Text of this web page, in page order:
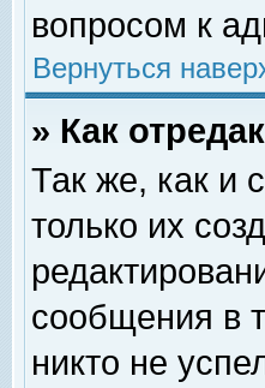
вопросом к
Вернуться
» Как
Так же, как и
только их
сообщения в
никто не